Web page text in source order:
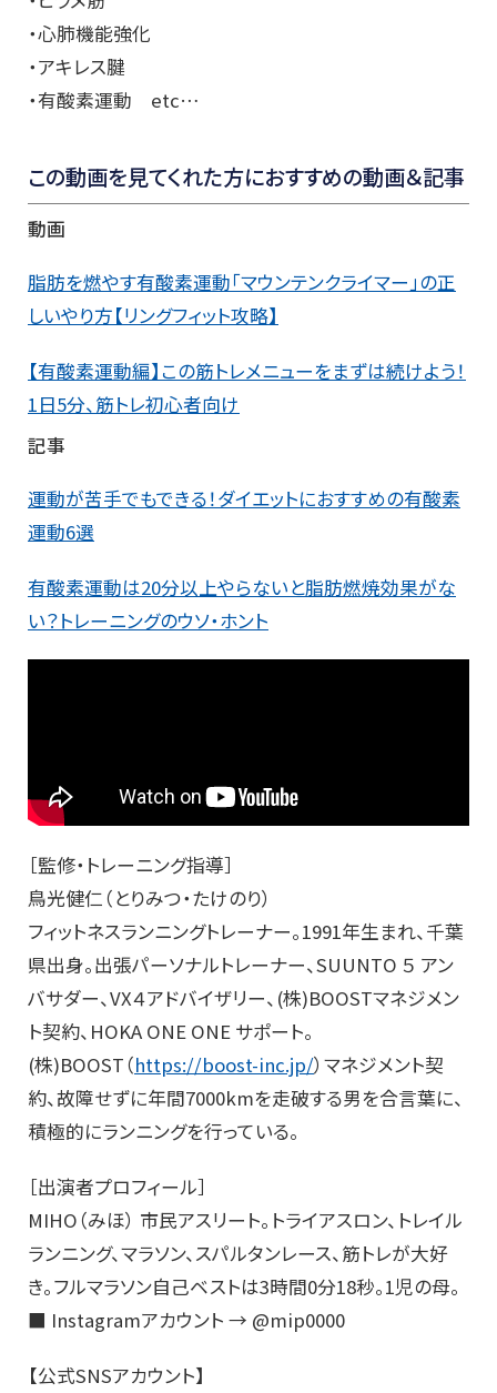
・心肺機能強化
・アキレス腱
・有酸素運動 etc…
この動画を見てくれた方におすすめの動画＆記事
動画
脂肪を燃やす有酸素運動「マウンテンクライマー」の正
しいやり方【リングフィット攻略】
【有酸素運動編】この筋トレメニューをまずは続けよう！
1日5分、筋トレ初心者向け
記事
運動が苦手でもできる！ダイエットにおすすめの有酸素
運動6選
有酸素運動は20分以上やらないと脂肪燃焼効果がな
い？トレーニングのウソ・ホント
［監修・トレーニング指導］
鳥光健仁（とりみつ・たけのり）
フィットネスランニングトレーナー。1991年生まれ、千葉
県出身。出張パーソナルトレーナー、SUUNTO ５ アン
バサダー、VX４アドバイザリー、(株)BOOSTマネジメン
ト契約、HOKA ONE ONE サポート。
(株)BOOST（https://boost-inc.jp/）マネジメント契
約、故障せずに年間7000kmを走破する男を合言葉に、
積極的にランニングを行っている。
［出演者プロフィール］
MIHO（みほ） 市民アスリート。トライアスロン、トレイル
ランニング、マラソン、スパルタンレース、筋トレが大好
き。フルマラソン自己ベストは3時間0分18秒。1児の母。
■ Instagramアカウント → @mip0000
【公式SNSアカウント】